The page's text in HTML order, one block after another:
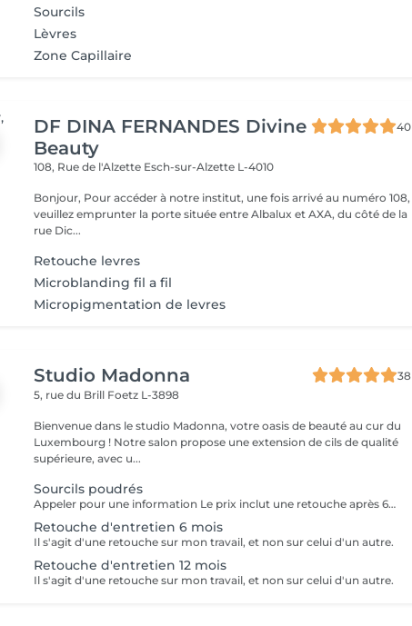
Sourcils
Lèvres
Zone Capillaire
DF DINA FERNANDES Divine
Beauty
40
108, Rue de l'Alzette Esch-sur-Alzette L-4010
Bonjour, Pour accéder à notre institut, une fois arrivé au numéro 108,
veuillez emprunter la porte située entre Albalux et AXA, du côté de la
rue Dic...
Retouche levres
Microblanding fil a fil
Micropigmentation de levres
Studio Madonna
38
5, rue du Brill Foetz L-3898
Bienvenue dans le studio Madonna, votre oasis de beauté au cur du
Luxembourg ! Notre salon propose une extension de cils de qualité
supérieure, avec u...
Sourcils poudrés
Appeler pour une information Le prix inclut une retouche après 6 à 8 semaines.
Retouche d'entretien 6 mois
Il s'agit d'une retouche sur mon travail, et non sur celui d'un autre.
Retouche d'entretien 12 mois
Il s'agit d'une retouche sur mon travail, et non sur celui d'un autre.